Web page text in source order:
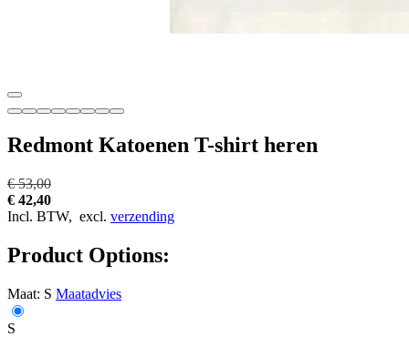
Redmont Katoenen T-shirt heren
€ 53,00
€ 42,40
Incl. BTW, excl. verzending
Product Options:
Maat: S Maatadvies
S